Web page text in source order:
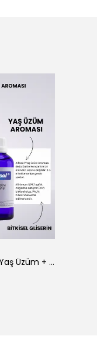
100 Gr Anason Yağı + 10 Gr Yaş Üzüm + 250 Gr Gliserin